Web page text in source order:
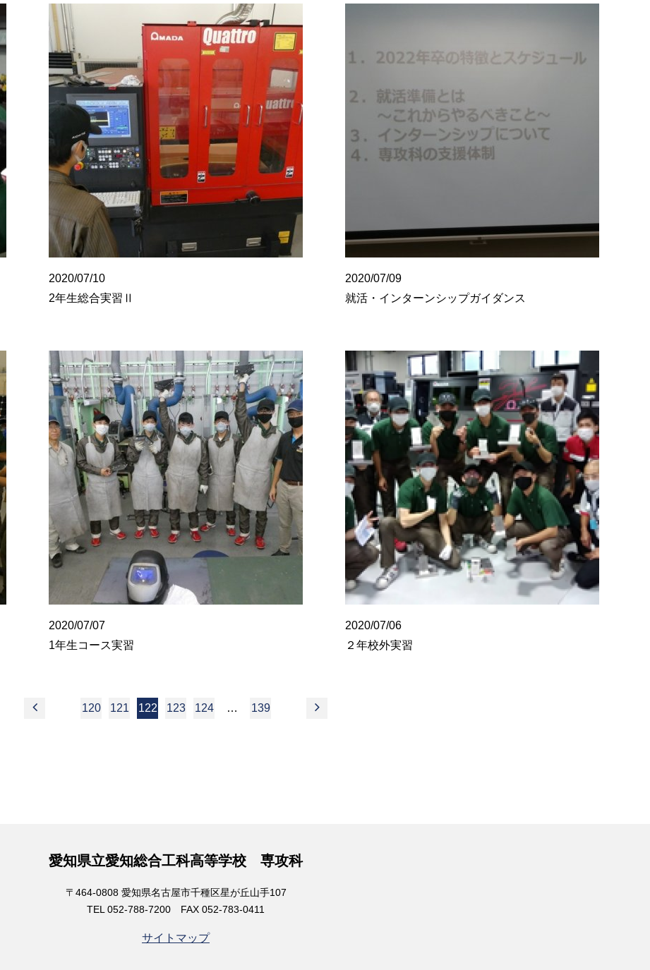
2020/07/10
2年生総合実習Ⅱ
2020/07/09
就活・インターンシップガイダンス
2020/07/07
1年生コース実習
2020/07/06
２年校外実習
120 121 122 123 124 … 139
愛知県立愛知総合工科高等学校 専攻科
〒464-0808 愛知県名古屋市千種区星が丘山手107
TEL 052-788-7200 FAX 052-783-0411
サイトマップ